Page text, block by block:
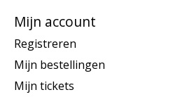
Mijn account
Registreren
Mijn bestellingen
Mijn tickets